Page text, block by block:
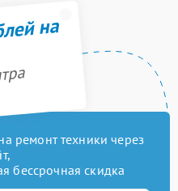
на
ремонт техники через
бессрочная скидка